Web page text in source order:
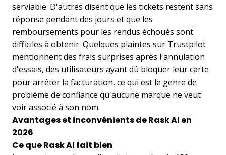
serviable. D'autres disent que les tickets restent sans
réponse pendant des jours et que les
remboursements pour les rendus échoués sont
difficiles à obtenir. Quelques plaintes sur Trustpilot
mentionnent des frais surprises après l'annulation
d'essais, des utilisateurs ayant dû bloquer leur carte
pour arrêter la facturation, ce qui est le genre de
problème de confiance qu'aucune marque ne veut
voir associé à son nom.
Avantages et inconvénients de Rask AI en
2026
Ce que Rask AI fait bien